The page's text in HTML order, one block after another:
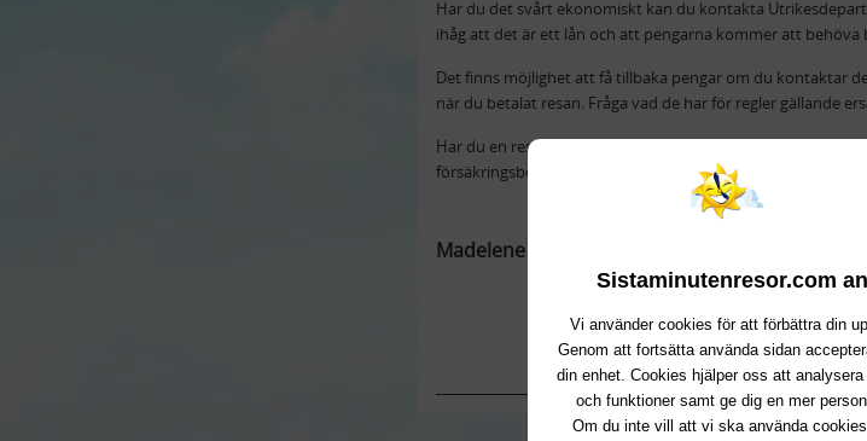
Sistaminutenresor.com
Vi använder cookies för att förbättra din
Genom att fortsätta använda sidan
din enhet. Cookies hjälper oss att
och funktioner samt ge dig en mer
Om du inte vill att vi ska använda
Har du det svårt ekonomiskt kan du kontakta
ihåg att det är ett lån och att pengarna kommer att behöva
Det finns möjlighet att få tillbaka pengar om du kontaktar
när du betalat resan. Fråga vad de har för regler gällande
Har du en reseförsäkring ska du kontrollera om den
försäkringsbolaget för vidare information.
Madelene Kristensson